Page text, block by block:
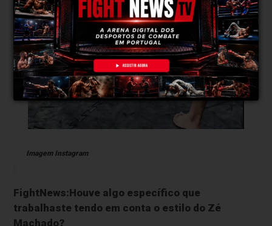
Imagem Instagram
FightNews:Houve algo específico que
trabalhaste tendo em conta o estilo do Zé
Machado?